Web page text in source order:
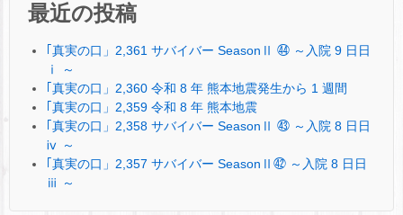
最近の投稿
｢真実の口」2,361 サバイバー SeasonⅡ ㊹ ～入院 9 日日
ⅰ ～
｢真実の口」2,360 令和 8 年 熊本地震発生から 1 週間
｢真実の口」2,359 令和 8 年 熊本地震
｢真実の口」2,358 サバイバー SeasonⅡ ㊸ ～入院 8 日日
ⅳ ～
｢真実の口」2,357 サバイバー SeasonⅡ㊷ ～入院 8 日日
ⅲ ～